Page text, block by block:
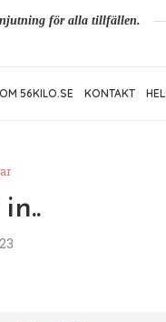
för alla tillfällen.
OM 56KILO.SE KONTAKT